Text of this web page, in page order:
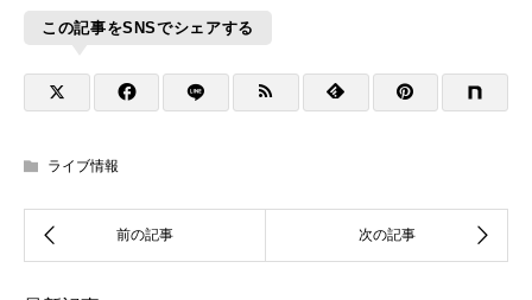
この記事をSNSでシェアする
ライブ情報